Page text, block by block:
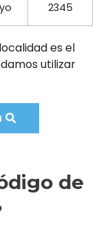
2345
es el
utilizar
de